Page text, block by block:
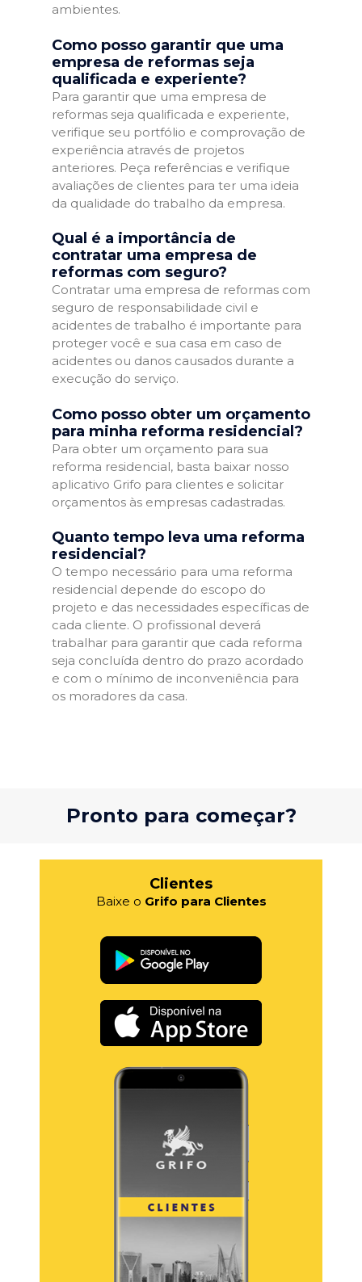
ambientes.
Como posso garantir que uma
empresa de reformas seja
qualificada e experiente?
Para garantir que uma empresa de
reformas seja qualificada e experiente,
verifique seu portfólio e comprovação de
experiência através de projetos
anteriores. Peça referências e verifique
avaliações de clientes para ter uma ideia
da qualidade do trabalho da empresa.
Qual é a importância de
contratar uma empresa de
reformas com seguro?
Contratar uma empresa de reformas com
seguro de responsabilidade civil e
acidentes de trabalho é importante para
proteger você e sua casa em caso de
acidentes ou danos causados durante a
execução do serviço.
Como posso obter um orçamento
para minha reforma residencial?
Para obter um orçamento para sua
reforma residencial, basta baixar nosso
aplicativo Grifo para clientes e solicitar
orçamentos às empresas cadastradas.
Quanto tempo leva uma reforma
residencial?
O tempo necessário para uma reforma
residencial depende do escopo do
projeto e das necessidades específicas de
cada cliente. O profissional deverá
trabalhar para garantir que cada reforma
seja concluída dentro do prazo acordado
e com o mínimo de inconveniência para
os moradores da casa.
Pronto para começar?
Clientes
Baixe o Grifo para Clientes